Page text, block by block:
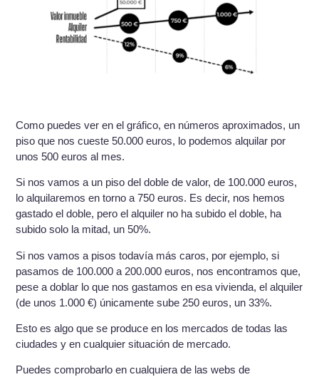
Como puedes ver en el gráfico, en números aproximados, un
piso que nos cueste 50.000 euros, lo podemos alquilar por
unos 500 euros al mes.
Si nos vamos a un piso del doble de valor, de 100.000 euros,
lo alquilaremos en torno a 750 euros. Es decir, nos hemos
gastado el doble, pero el alquiler no ha subido el doble, ha
subido solo la mitad, un 50%.
Si nos vamos a pisos todavía más caros, por ejemplo, si
pasamos de 100.000 a 200.000 euros, nos encontramos que,
pese a doblar lo que nos gastamos en esa vivienda, el alquiler
(de unos 1.000 €) únicamente sube 250 euros, un 33%.
Esto es algo que se produce en los mercados de todas las
ciudades y en cualquier situación de mercado.
Puedes comprobarlo en cualquiera de las webs de